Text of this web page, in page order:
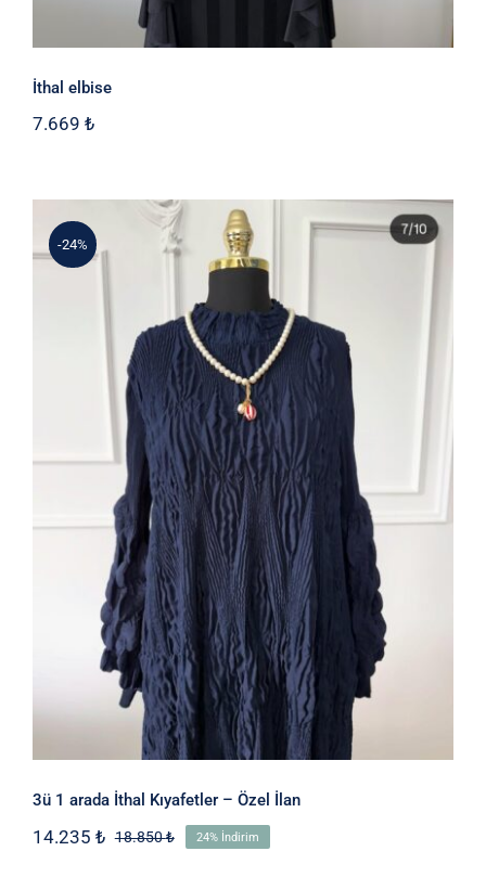
İthal elbise
7.669 ₺
-24%
3ü 1 arada İthal Kıyafetler – Özel İlan
3ü 1 arada İthal Kıyafetler – Özel İlan
18.850₺Orijinal
14.235 ₺
Şu 24% İndirim